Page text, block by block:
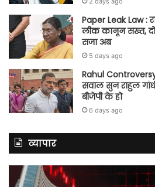
Paper Leak Law :
लीक कानून सख्त,
सजा अब
5 days ago
Rahul
सवाल सुन राहुल
बीजेपी के हो
6 days ago
व्यापार